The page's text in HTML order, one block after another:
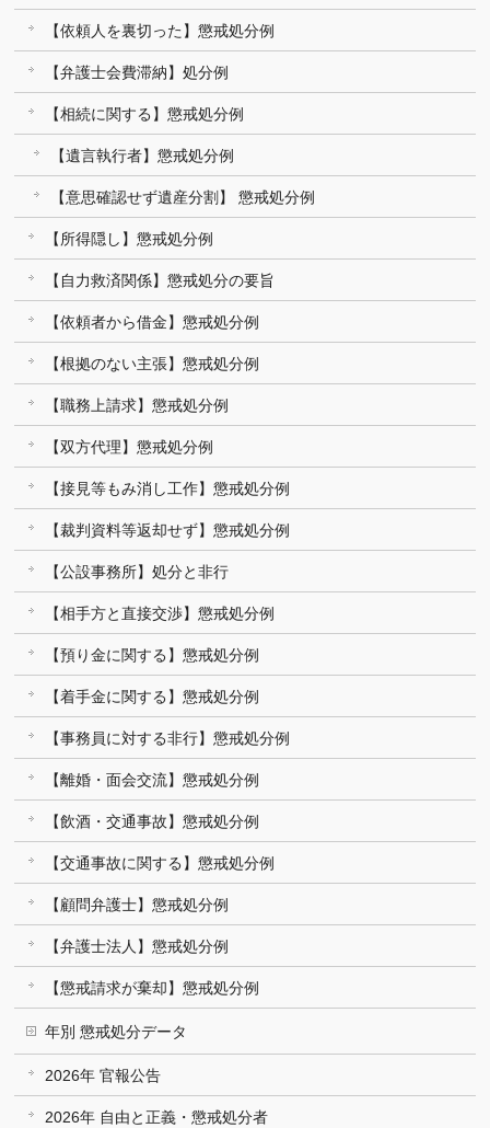
【依頼人を裏切った】懲戒処分例
【弁護士会費滞納】処分例
【相続に関する】懲戒処分例
【遺言執行者】懲戒処分例
【意思確認せず遺産分割】 懲戒処分例
【所得隠し】懲戒処分例
【自力救済関係】懲戒処分の要旨
【依頼者から借金】懲戒処分例
【根拠のない主張】懲戒処分例
【職務上請求】懲戒処分例
【双方代理】懲戒処分例
【接見等もみ消し工作】懲戒処分例
【裁判資料等返却せず】懲戒処分例
【公設事務所】処分と非行
【相手方と直接交渉】懲戒処分例
【預り金に関する】懲戒処分例
【着手金に関する】懲戒処分例
【事務員に対する非行】懲戒処分例
【離婚・面会交流】懲戒処分例
【飲酒・交通事故】懲戒処分例
【交通事故に関する】懲戒処分例
【顧問弁護士】懲戒処分例
【弁護士法人】懲戒処分例
【懲戒請求が棄却】懲戒処分例
年別 懲戒処分データ
2026年 官報公告
2026年 自由と正義・懲戒処分者